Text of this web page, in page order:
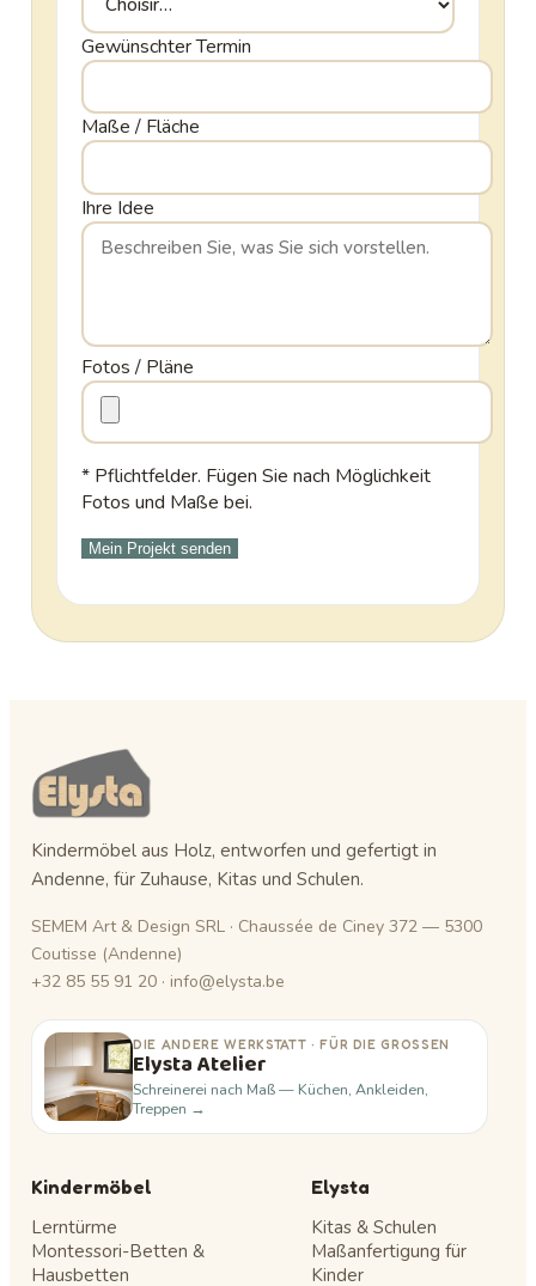
Gewünschter Termin
Maße / Fläche
Ihre Idee
Fotos / Pläne
* Pflichtfelder. Fügen Sie nach Möglichkeit
Fotos und Maße bei.
Mein Projekt senden
Kindermöbel aus Holz, entworfen und gefertigt in
Andenne, für Zuhause, Kitas und Schulen.
SEMEM Art & Design SRL · Chaussée de Ciney 372 — 5300
Coutisse (Andenne)
+32 85 55 91 20 · info@elysta.be
DIE ANDERE WERKSTATT · FÜR DIE GROSSEN
Elysta Atelier
Schreinerei nach Maß — Küchen, Ankleiden,
Treppen →
Kindermöbel
Lerntürme
Montessori-Betten &
Hausbetten
Elysta
Kitas & Schulen
Maßanfertigung für
Kinder